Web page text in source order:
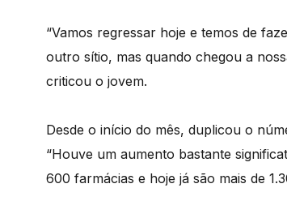
“Vamos regressar hoje e temos de
outro sítio, mas quando chegou a
criticou o jovem.
Desde o início do mês, duplicou o
“Houve um aumento bastante
600 farmácias e hoje já são mais de